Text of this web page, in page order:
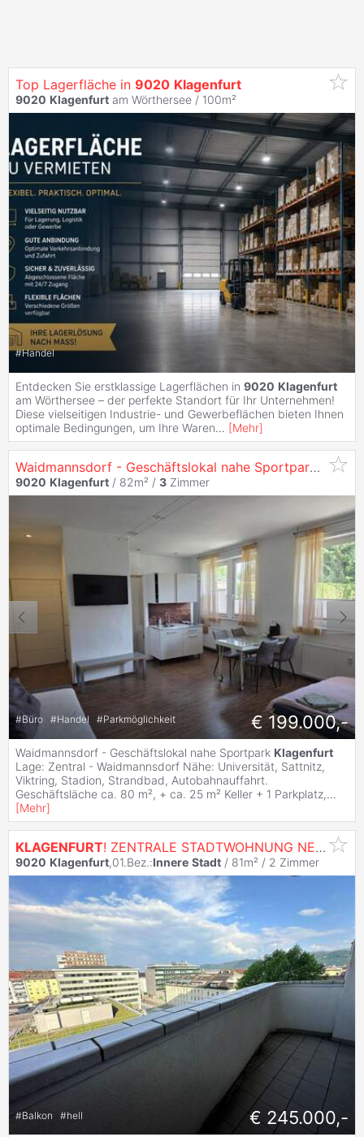
Top Lagerfläche in 9020 Klagenfurt
9020 Klagenfurt am Wörthersee / 100m²
#Handel
Entdecken Sie erstklassige Lagerflächen in 9020 Klagenfurt
am Wörthersee – der perfekte Standort für Ihr Unternehmen!
Diese vielseitigen Industrie- und Gewerbeflächen bieten Ihnen
optimale Bedingungen, um Ihre Waren... [Mehr]
Waidmannsdorf - Geschäftslokal nahe Sportpark
9020 Klagenfurt / 82m² / 3 Zimmer
#Büro #Handel #Parkmöglichkeit € 199.000,-
Waidmannsdorf - Geschäftslokal nahe Sportpark Klagenfurt
Lage: Zentral - Waidmannsdorf Nähe: Universität, Sattnitz,
Viktring, Stadion, Strandbad, Autobahnauffahrt.
Geschäftsläche ca. 80 m², + ca. 25 m² Keller + 1 Parkplatz,...
[Mehr]
KLAGENFURT! ZENTRALE STADTWOHNUNG NEBEN ÖGK MIT ATEMBERAUBENDEM BLICK ÜBER
9020 Klagenfurt,01.Bez.:Innere Stadt / 81m² / 2 Zimmer
#Balkon #hell € 245.000,-